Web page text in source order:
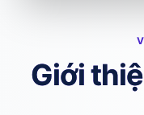
Giới